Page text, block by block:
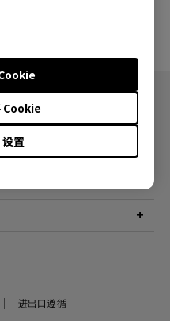
置
Cookie
动程序
进出口遵循